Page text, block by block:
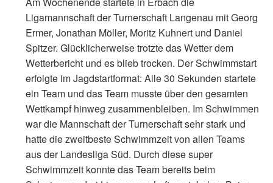
Ligamannschaft der Turnerschaft Langenau mit Georg
Ermer, Jonathan Möller, Moritz Kuhnert und Daniel
Spitzer. Glücklicherweise trotzte das Wetter dem
Wetterbericht und es blieb trocken. Der Schwimmstart
erfolgte im Jagdstartformat: Alle 30 Sekunden startete
ein Team und das Team musste über den gesamten
Wettkampf hinweg zusammenbleiben. Im Schwimmen
war die Mannschaft der Turnerschaft sehr stark und
hatte die zweitbeste Schwimmzeit von allen Teams
aus der Landesliga Süd. Durch diese super
Schwimmzeit konnte das Team bereits beim